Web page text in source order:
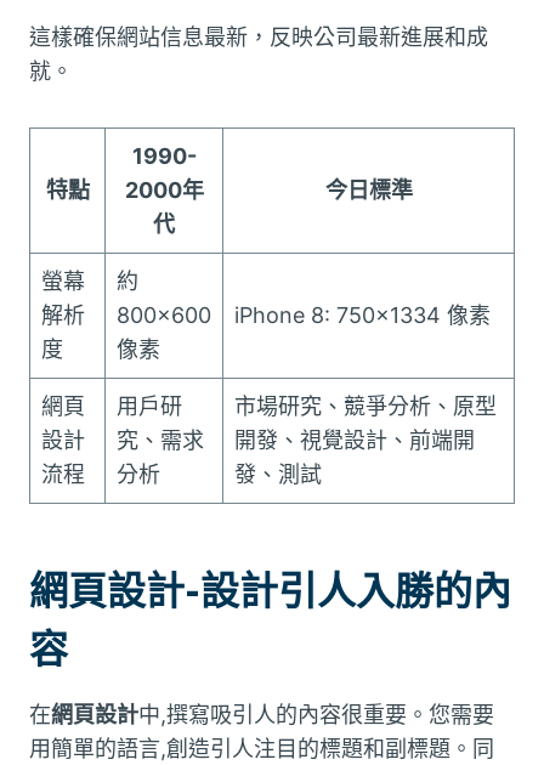
這樣確保網站信息最新，反映公司最新進展和成
就。
特點
1990-
2000年
代
今日標準
螢幕
解析
度
約
800×600
像素
iPhone 8: 750×1334 像素
網頁
設計
流程
用戶研
究、需求
分析
市場研究、競爭分析、原型
開發、視覺設計、前端開
發、測試
網頁設計-設計引人入勝的內
容
在網頁設計中,撰寫吸引人的內容很重要。您需要
用簡單的語言,創造引人注目的標題和副標題。同